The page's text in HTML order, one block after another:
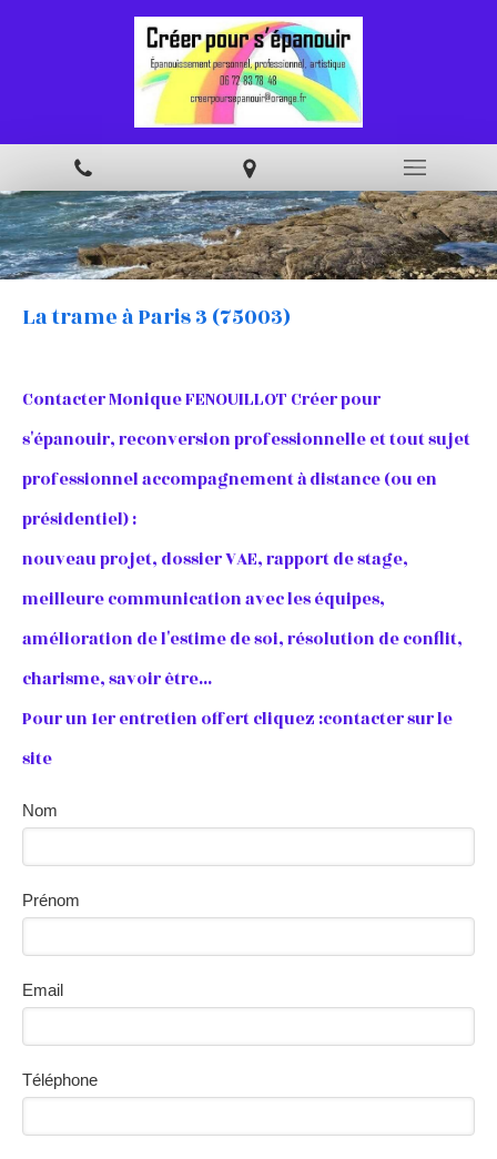
La trame à Paris 3 (75003)
Contacter Monique FENOUILLOT Créer pour
s'épanouir, reconversion professionnelle et tout sujet
professionnel accompagnement à distance (ou en
présidentiel) :
nouveau projet, dossier VAE, rapport de stage,
meilleure communication avec les équipes,
amélioration de l'estime de soi, résolution de conflit,
charisme, savoir être...
Pour un 1er entretien offert cliquez :contacter sur le
site
Nom
Prénom
Email
Téléphone